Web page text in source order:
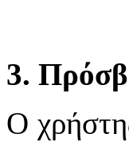
3.
Ο